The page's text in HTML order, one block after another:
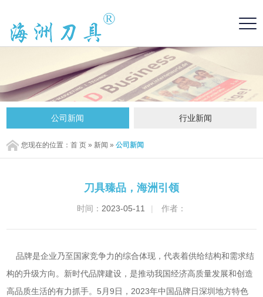
公司新闻 行业新闻
您现在的位置：首 页 » 新闻 »公司新闻
刀具臻品，海洲引领
时间： 2023-05-11 | 作者：
品牌是企业乃至国家竞争力的综合体现，代表着供给结构和需求结
构的升级方向。新时代品牌建设，是推动我国经济高质量发展和创造
高品质生活的有力抓手。5月9日，2023年中国品牌日深圳地方特色